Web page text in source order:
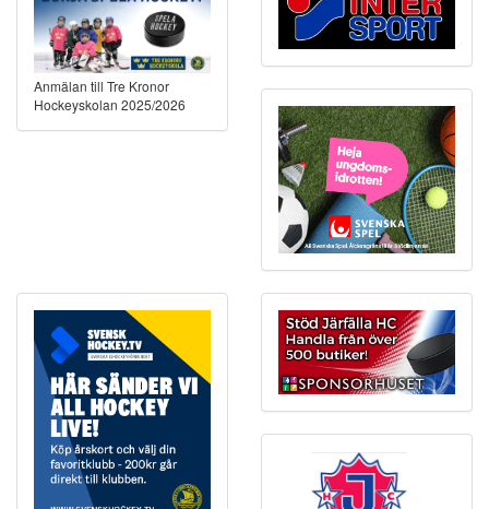
Anmälan till Tre Kronor
Hockeyskolan 2025/2026